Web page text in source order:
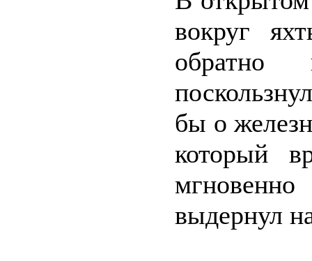
вокруг
бы о
который
выдернул